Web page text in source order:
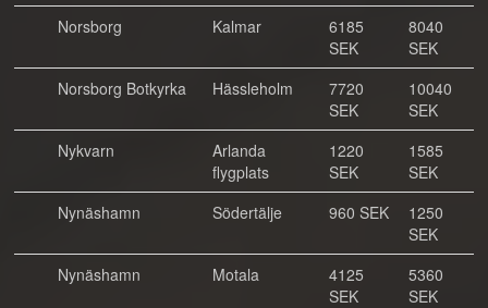
Norsborg
Kalmar
6185
SEK
8040
SEK
Norsborg Botkyrka
Hässleholm
7720
SEK
10040
SEK
Nykvarn
Arlanda
flygplats
1220
SEK
1585
SEK
Nynäshamn
Södertälje 960 SEK
1250
SEK
Nynäshamn
Motala
4125
SEK
5360
SEK